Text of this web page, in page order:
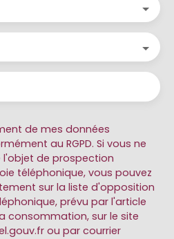
de mes données
au RGPD. Si vous ne
de prospection
téléphonique, vous pouvez
sur la liste d'opposition
prévu par l'article
consommation, sur le site
ou par courrier